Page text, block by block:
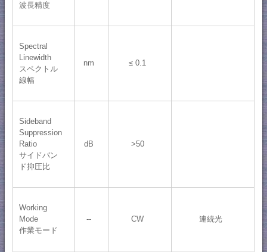
波長精度
Spectral
Linewidth
スペクトル
線幅
nm ≤ 0.1
Sideband
Suppression
Ratio
サイドバン
ド抑圧比
dB >50
Working
Mode
作業モード
-- CW 連続光